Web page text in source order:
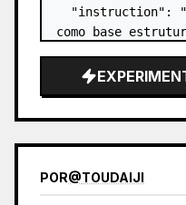
"instruction":
como base
3D altamente
rampas lisas por
POR@TOUDAIJI